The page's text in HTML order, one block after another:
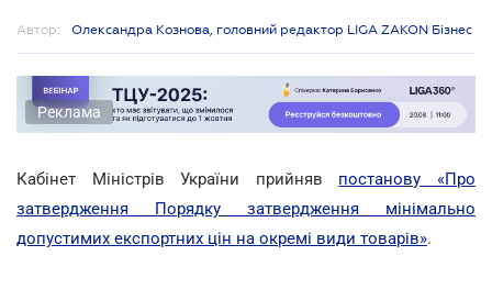
Автор: Олександра Кознова, головний редактор LIGA ZAKON Бізнес
Реклама
Кабінет Міністрів України прийняв постанову «Про
затвердження Порядку затвердження мінімально
допустимих експортних цін на окремі види товарів».